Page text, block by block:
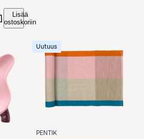
Lisää
ostoskoriin
Uutuus
PENTIK